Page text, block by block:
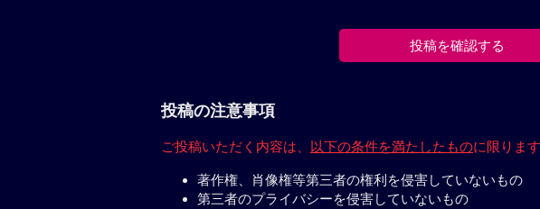
投稿の注意事項
ご投稿いただく内容は、 以下の条件を満たしたものに限ります
著作権、肖像権等第三者の権利を侵害していないもの
第三者のプライバシーを侵害していないもの